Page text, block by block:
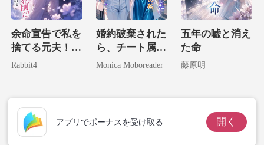
余命宣告で私を
捨てる元夫！？
実は病気なのは
Rabbit4
婚約破棄された
ら、チート属性
全部盛りの私が
Monica Moboreader
五年の嘘と消え
た命
藤原明
アプリでボーナスを受け取る 開く